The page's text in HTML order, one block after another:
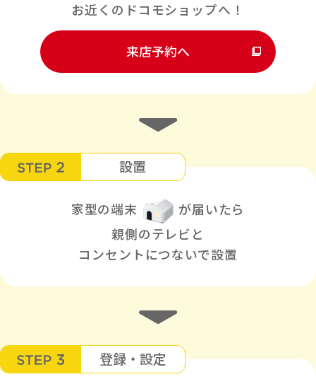
お近くのドコモショップへ！
来店予約へ
設置
家型の端末
が届いたら
親側のテレビと
コンセントにつないで設置
登録・設定